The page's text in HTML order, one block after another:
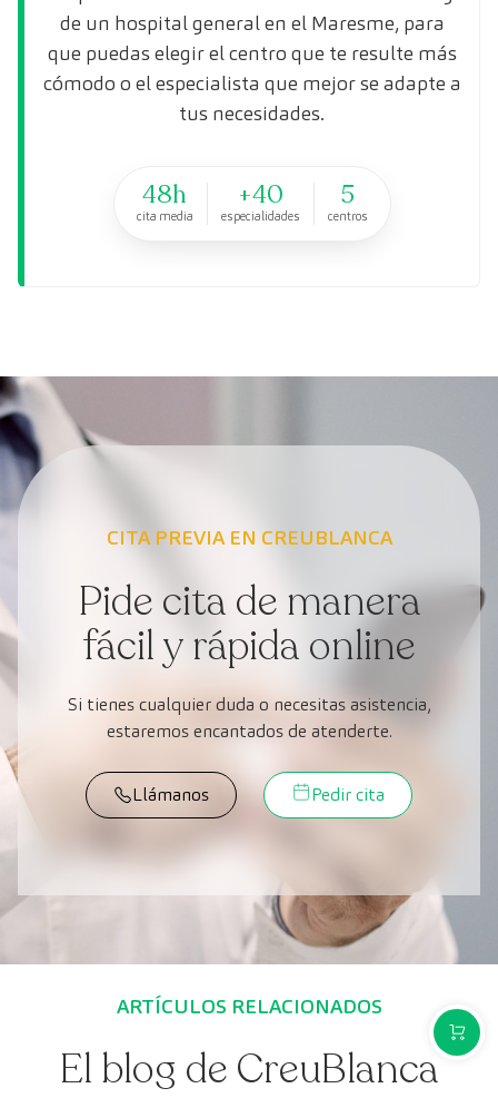
de un hospital general en el Maresme, para
que puedas elegir el centro que te resulte más
cómodo o el especialista que mejor se adapte a
tus necesidades.
48h
cita media
+40
especialidades
5
centros
CITA PREVIA EN CREUBLANCA
Pide cita de manera
fácil y rápida online
Si tienes cualquier duda o necesitas asistencia,
estaremos encantados de atenderte.
Llámanos Pedir cita
ARTÍCULOS RELACIONADOS
El blog de CreuBlanca